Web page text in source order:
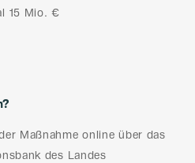
15 Mio. €
Maßnahme online über das
des Landes